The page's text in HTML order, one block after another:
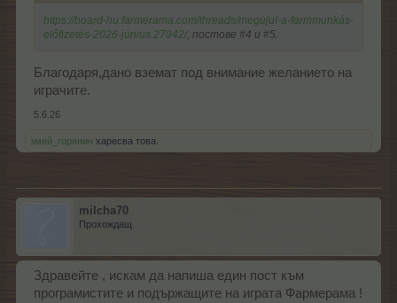
https://board-hu.farmerama.com/threads/megújul-a-farmmunkás-
előfizetés-2026-június.27942/, постове #4 и #5.
Благодаря,дано вземат под внимание желанието на
играчите.
5.6.26
змей_горянин харесва това.
milcha70
Прохождащ
Здравейте , искам да напиша един пост към
програмистите и подържащите на играта Фармерама !